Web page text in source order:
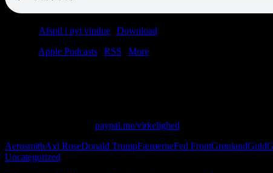
Afspil i nyt vindue Download
Apple Podcasts RSS
More
paypal.me/virkelighed
AerosmithAxl RoseDonald TrumpFærøerneFed FrontGrønlandGuld
Uncategorized